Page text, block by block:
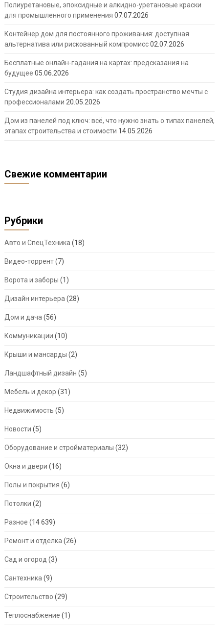
Полиуретановые, эпоксидные и алкидно-уретановые краски
для промышленного применения 07.07.2026
Контейнер дом для постоянного проживания: доступная
альтернатива или рискованный компромисс02.07.2026
Бесплатные онлайн-гадания на картах: предсказания на
будущее 05.06.2026
Студия дизайна интерьера: как создать пространство мечты с
профессионалами 20.05.2026
Дом из панелей под ключ: всё, что нужно знать о типах панелей,
этапах строительства и стоимости 14.05.2026
Свежие комментарии
Рубрики
Авто и СпецТехника (18)
Видео-торрент(7)
Ворота и заборы (1)
Дизайн интерьера (28)
Дом и дача (56)
Коммуникации (10)
Крыши и мансарды (2)
Ландшафтный дизайн (5)
Мебель и декор (31)
Недвижимость (5)
Новости (5)
Оборудование и стройматериалы (32)
Окна и двери (16)
Полы и покрытия (6)
Потолки (2)
Разное (14 639)
Ремонт и отделка (26)
Сад и огород (3)
Сантехника (9)
Строительство (29)
Теплоснабжение (1)